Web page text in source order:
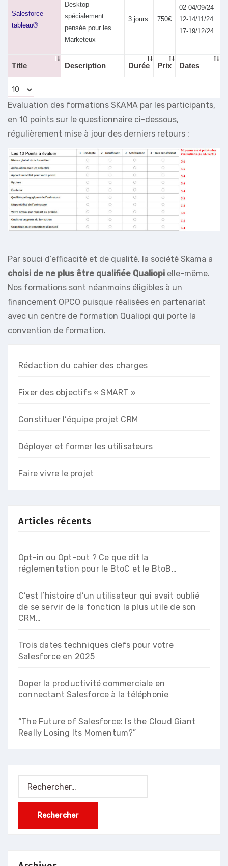
Title Description Durée Prix Dates
Salesforce
tableau®
Desktop
spécialement
pensée pour les
Marketeux
3 jours 750€
02-04/09/24
12-14/11/24
17-19/12/24
Evaluation des formations SKAMA par les participants,
en 10 points sur le questionnaire ci-dessous,
régulièrement mise à jour des derniers retours :
Par souci d’efficacité et de qualité, la société Skama a
choisi de ne plus être qualifiée Qualiopi elle-même.
Nos formations sont néanmoins éligibles à un
financement OPCO puisque réalisées en partenariat
avec un centre de formation Qualiopi qui porte la
convention de formation.
Rédaction du cahier des charges
Fixer des objectifs « SMART »
Constituer l’équipe projet CRM
Déployer et former les utilisateurs
Faire vivre le projet
Articles récents
Opt-in ou Opt-out ? Ce que dit la
réglementation pour le BtoC et le BtoB…
C’est l’histoire d’un utilisateur qui avait oublié
de se servir de la fonction la plus utile de son
CRM…
Trois dates techniques clefs pour votre
Salesforce en 2025
Doper la productivité commerciale en
connectant Salesforce à la téléphonie
“The Future of Salesforce: Is the Cloud Giant
Really Losing Its Momentum?”
Rechercher :